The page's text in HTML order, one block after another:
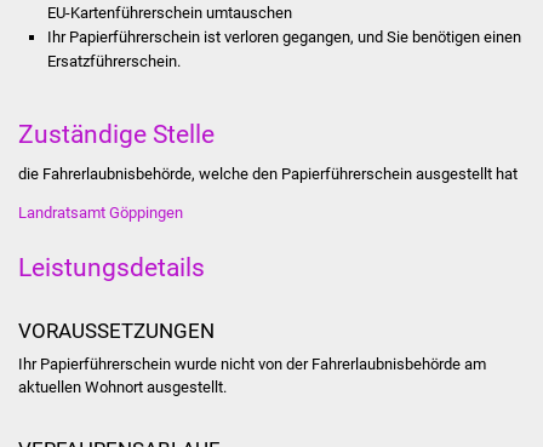
Stadtinfo
Projekte
Sanierung Bizethalle
EU-Kartenführerschein umtauschen
Ihr Papierführerschein ist verloren gegangen, und Sie benötigen einen
Ersatzführerschein.
Zuständige Stelle
die Fahrerlaubnisbehörde, welche den Papierführerschein ausgestellt hat
Landratsamt Göppingen
Leistungsdetails
VORAUSSETZUNGEN
Ihr Papierführerschein wurde nicht von der Fahrerlaubnisbehörde am
aktuellen Wohnort ausgestellt.